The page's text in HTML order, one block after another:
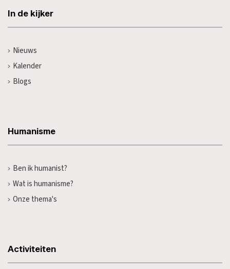
In de kijker
Nieuws
Kalender
Blogs
Humanisme
Ben ik humanist?
Wat is humanisme?
Onze thema's
Activiteiten